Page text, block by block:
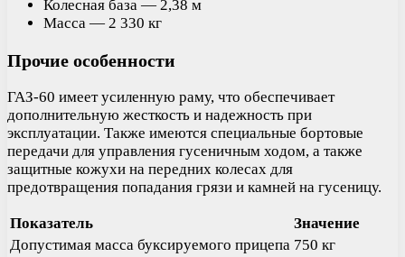
Колесная база — 2,38 м
Масса — 2 330 кг
Прочие особенности
ГАЗ-60 имеет усиленную раму, что обеспечивает
дополнительную жесткость и надежность при
эксплуатации. Также имеются специальные бортовые
передачи для управления гусеничным ходом, а также
защитные кожухи на передних колесах для
предотвращения попадания грязи и камней на гусеницу.
Показатель
Значение
Допустимая масса буксируемого прицепа 750 кг